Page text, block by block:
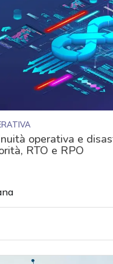
operativa e
RTO e RPO